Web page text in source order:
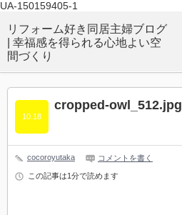
UA-150159405-1
リフォーム好き同居主婦ブログ
| 幸福感を得られる心地よい空
間づくり
cropped-owl_512.jpg
10.18
cocoroyutaka コメントを書く
この記事は1分で読めます